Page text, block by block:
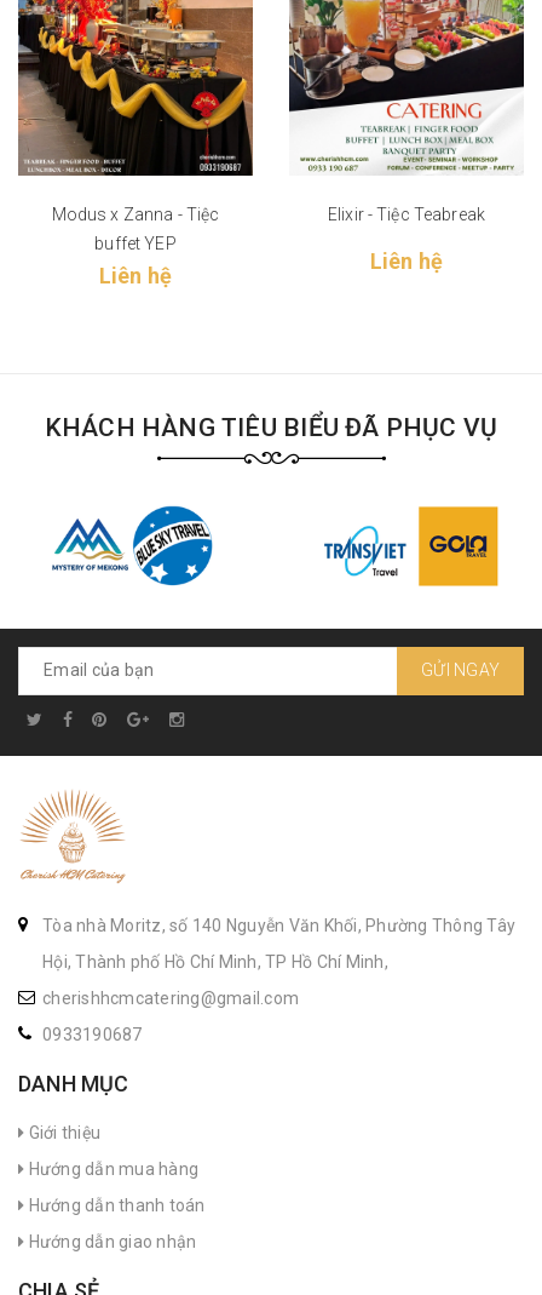
Modus x Zanna - Tiệc
buffet YEP
Liên hệ
Elixir - Tiệc Teabreak
Liên hệ
KHÁCH HÀNG TIÊU BIỂU ĐÃ PHỤC VỤ
GỬI NGAY
Tòa nhà Moritz, số 140 Nguyễn Văn Khối, Phường Thông Tây
Hội, Thành phố Hồ Chí Minh, TP Hồ Chí Minh,
cherishhcmcatering@gmail.com
0933190687
DANH MỤC
Giới thiệu
Hướng dẫn mua hàng
Hướng dẫn thanh toán
Hướng dẫn giao nhận